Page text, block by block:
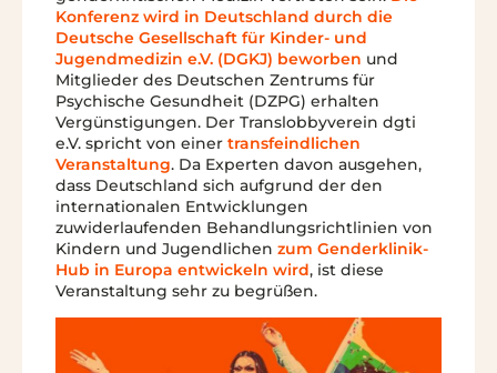
Konferenz wird in Deutschland durch die
Deutsche Gesellschaft für Kinder- und
Jugendmedizin e.V. (DGKJ) beworben und
Mitglieder des Deutschen Zentrums für
Psychische Gesundheit (DZPG) erhalten
Vergünstigungen. Der Translobbyverein dgti
e.V. spricht von einer transfeindlichen
Veranstaltung. Da Experten davon ausgehen,
dass Deutschland sich aufgrund der den
internationalen Entwicklungen
zuwiderlaufenden Behandlungsrichtlinien von
Kindern und Jugendlichen zum Genderklinik-
Hub in Europa entwickeln wird, ist diese
Veranstaltung sehr zu begrüßen.